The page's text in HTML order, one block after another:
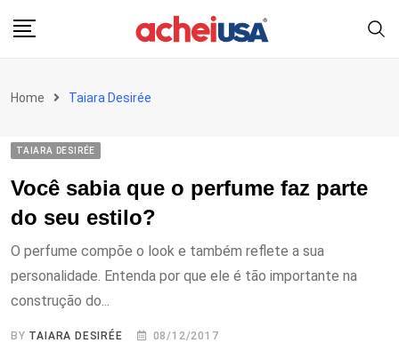
Home Taiara Desirée
TAIARA DESIRÉE
Você sabia que o perfume faz parte
do seu estilo?
O perfume compõe o look e também reflete a sua
personalidade. Entenda por que ele é tão importante na
construção do...
BY TAIARA DESIRÉE 08/12/2017